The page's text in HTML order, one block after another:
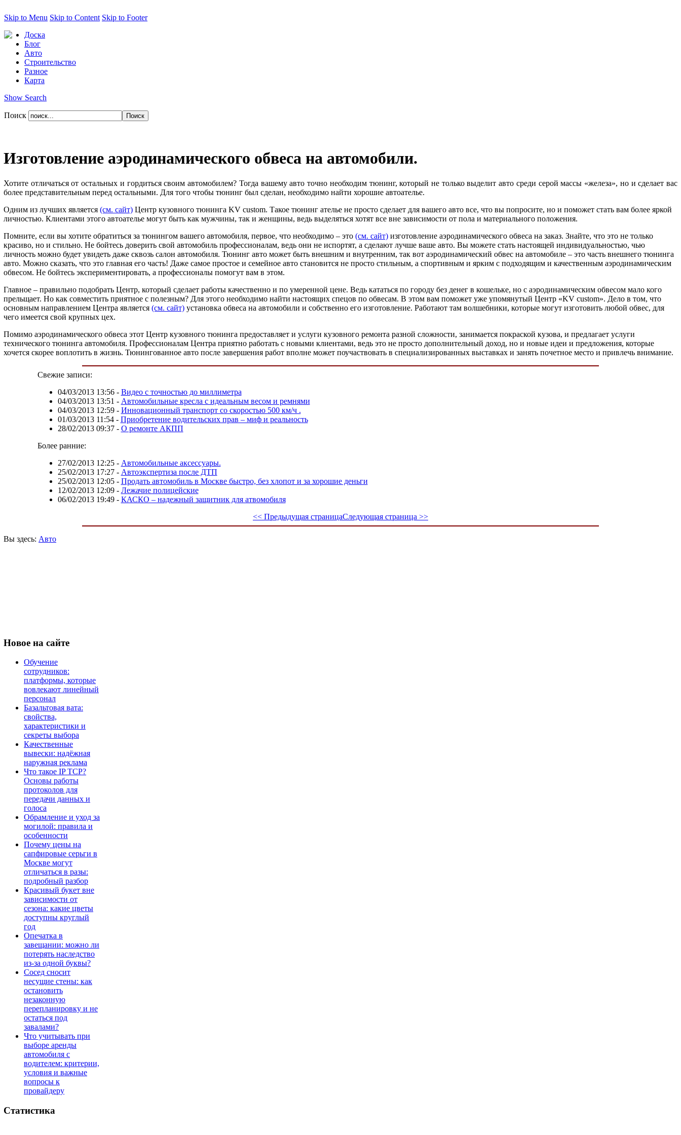
Skip to Menu Skip to Content Skip to Footer
Доска
Блог
Авто
Строительство
Разное
Карта
Show Search
Поиск
Изготовление аэродинамического обвеса на автомобили.
Хотите отличаться от остальных и гордиться своим автомобилем? Тогда вашему авто точно необходим тюнинг, который не только выделит авто среди серой массы «железа», но и сделает вас
более представительным перед остальными. Для того чтобы тюнинг был сделан, необходимо найти хорошие автоателье.
Одним из лучших является (см. сайт) Центр кузовного тюнинга KV custom. Такое тюнинг ателье не просто сделает для вашего авто все, что вы попросите, но и поможет стать вам более яркой
личностью. Клиентами этого автоателье могут быть как мужчины, так и женщины, ведь выделяться хотят все вне зависимости от пола и материального положения.
Помните, если вы хотите обратиться за тюнингом вашего автомобиля, первое, что необходимо – это (см. сайт) изготовление аэродинамического обвеса на заказ. Знайте, что это не только
красиво, но и стильно. Не бойтесь доверить свой автомобиль профессионалам, ведь они не испортят, а сделают лучше ваше авто. Вы можете стать настоящей индивидуальностью, чью
личность можно будет увидеть даже сквозь салон автомобиля. Тюнинг авто может быть внешним и внутренним, так вот аэродинамический обвес на автомобиле – это часть внешнего тюнинга
авто. Можно сказать, что это главная его часть! Даже самое простое и семейное авто становится не просто стильным, а спортивным и ярким с подходящим и качественным аэродинамическим
обвесом. Не бойтесь экспериментировать, а профессионалы помогут вам в этом.
Главное – правильно подобрать Центр, который сделает работы качественно и по умеренной цене. Ведь кататься по городу без денег в кошельке, но с аэродинамическим обвесом мало кого
прельщает. Но как совместить приятное с полезным? Для этого необходимо найти настоящих спецов по обвесам. В этом вам поможет уже упомянутый Центр «KV custom». Дело в том, что
основным направлением Центра является (см. сайт) установка обвеса на автомобили и собственно его изготовление. Работают там волшебники, которые могут изготовить любой обвес, для
чего имеется свой крупных цех.
Помимо аэродинамического обвеса этот Центр кузовного тюнинга предоставляет и услуги кузовного ремонта разной сложности, занимается покраской кузова, и предлагает услуги
технического тюнинга автомобиля. Профессионалам Центра приятно работать с новыми клиентами, ведь это не просто дополнительный доход, но и новые идеи и предложения, которые
хочется скорее воплотить в жизнь. Тюнингованное авто после завершения работ вполне может поучаствовать в специализированных выставках и занять почетное место и привлечь внимание.
Свежие записи:
04/03/2013 13:56- Видео с точностью до миллиметра
04/03/2013 13:51 - Автомобильные кресла с идеальным весом и ремнями
04/03/2013 12:59- Инновационный транспорт со скоростью 500 км/ч .
01/03/2013 11:54- Приобретение водительских прав – миф и реальность
28/02/2013 09:37- О ремонте АКПП
Более ранние:
27/02/2013 12:25- Автомобильные аксессуары.
25/02/2013 17:27- Автоэкспертиза после ДТП
25/02/2013 12:05- Продать автомобиль в Москве быстро, без хлопот и за хорошие деньги
12/02/2013 12:09- Лежачие полицейские
06/02/2013 19:49- КАСКО – надежный защитник для атвомобиля
<< Предыдущая страницаСледующая страница >>
Вы здесь: Авто
Новое на сайте
Обучение
сотрудников:
платформы, которые
вовлекают линейный
персонал
Базальтовая вата:
свойства,
характеристики и
секреты выбора
Качественные
вывески: надёжная
наружная реклама
Что такое IP TCP?
Основы работы
протоколов для
передачи данных и
голоса
Обрамление и уход за
могилой: правила и
особенности
Почему цены на
сапфировые серьги в
Москве могут
отличаться в разы:
подробный разбор
Красивый букет вне
зависимости от
сезона: какие цветы
доступны круглый
год
Опечатка в
завещании: можно ли
потерять наследство
из-за одной буквы?
Сосед сносит
несущие стены: как
остановить
незаконную
перепланировку и не
остаться под
завалами?
Что учитывать при
выборе аренды
автомобиля с
водителем: критерии,
условия и важные
вопросы к
провайдеру
Статистика